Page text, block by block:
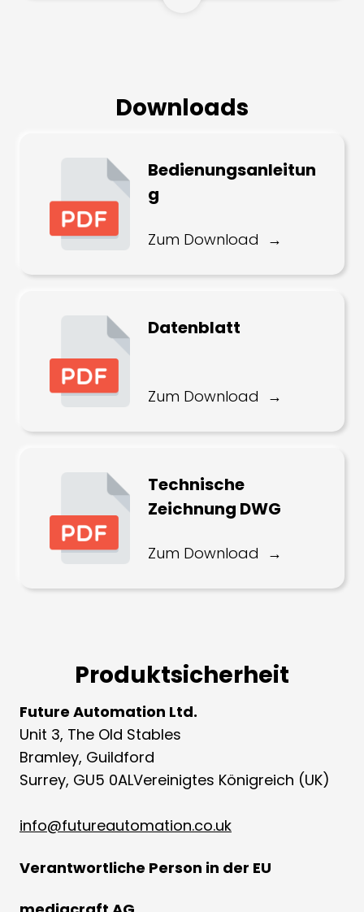
Downloads
Bedienungsanleitun
g
Zum Download
Datenblatt
Zum Download
Technische
Zeichnung DWG
Zum Download
Produktsicherheit
Future Automation Ltd.
Unit 3, The Old Stables
Bramley, Guildford
Surrey, GU5 0ALVereinigtes Königreich (UK)
info@futureautomation.co.uk
Verantwortliche Person in der EU